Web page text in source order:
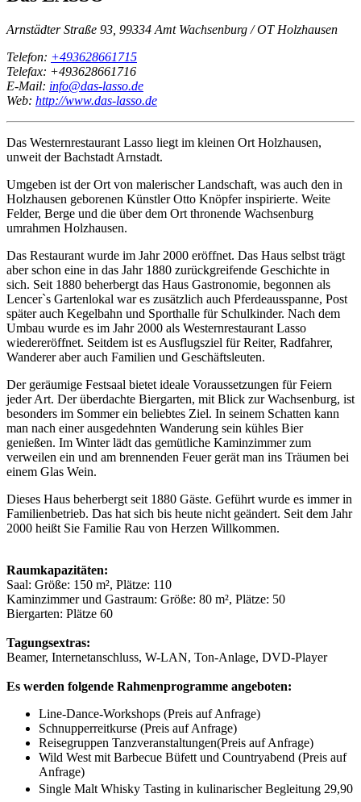
Arnstädter Straße 93, 99334 Amt Wachsenburg / OT Holzhausen
Telefon: +493628661715
Telefax: +493628661716
E-Mail: info@das-lasso.de
Web: http://www.das-lasso.de
Das Westernrestaurant Lasso liegt im kleinen Ort Holzhausen,
unweit der Bachstadt Arnstadt.
Umgeben ist der Ort von malerischer Landschaft, was auch den in
Holzhausen geborenen Künstler Otto Knöpfer inspirierte. Weite
Felder, Berge und die über dem Ort thronende Wachsenburg
umrahmen Holzhausen.
Das Restaurant wurde im Jahr 2000 eröffnet. Das Haus selbst trägt
aber schon eine in das Jahr 1880 zurückgreifende Geschichte in
sich. Seit 1880 beherbergt das Haus Gastronomie, begonnen als
Lencer`s Gartenlokal war es zusätzlich auch Pferdeausspanne, Post
später auch Kegelbahn und Sporthalle für Schulkinder. Nach dem
Umbau wurde es im Jahr 2000 als Westernrestaurant Lasso
wiedereröffnet. Seitdem ist es Ausflugsziel für Reiter, Radfahrer,
Wanderer aber auch Familien und Geschäftsleuten.
Der geräumige Festsaal bietet ideale Voraussetzungen für Feiern
jeder Art. Der überdachte Biergarten, mit Blick zur Wachsenburg, ist
besonders im Sommer ein beliebtes Ziel. In seinem Schatten kann
man nach einer ausgedehnten Wanderung sein kühles Bier
genießen. Im Winter lädt das gemütliche Kaminzimmer zum
verweilen ein und am brennenden Feuer gerät man ins Träumen bei
einem Glas Wein.
Dieses Haus beherbergt seit 1880 Gäste. Geführt wurde es immer in
Familienbetrieb. Das hat sich bis heute nicht geändert. Seit dem Jahr
2000 heißt Sie Familie Rau von Herzen Willkommen.
Raumkapazitäten:
Saal: Größe: 150 m², Plätze: 110
Kaminzimmer und Gastraum: Größe: 80 m², Plätze: 50
Biergarten: Plätze 60
Tagungsextras:
Beamer, Internetanschluss, W-LAN, Ton-Anlage, DVD-Player
Es werden folgende Rahmenprogramme angeboten:
Line-Dance-Workshops (Preis auf Anfrage)
Schnupperreitkurse (Preis auf Anfrage)
Reisegruppen Tanzveranstaltungen(Preis auf Anfrage)
Wild West mit Barbecue Büfett und Countryabend (Preis auf
Anfrage)
Single Malt Whisky Tasting in kulinarischer Begleitung 29,90